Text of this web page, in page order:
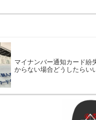
マイナンバー通知カード紛
からない場合どうしたらい